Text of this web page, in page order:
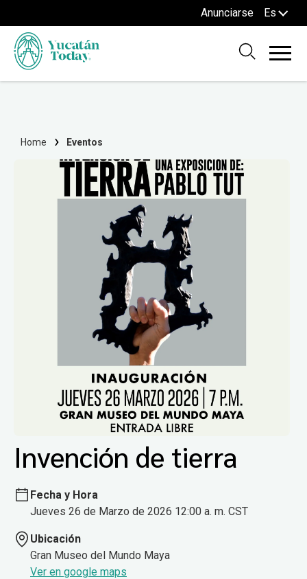
Anunciarse Es
Home Eventos
Invención de tierra
Fecha y Hora
Jueves 26 de Marzo de 2026 12:00 a. m. CST
Ubicación
Gran Museo del Mundo Maya
Ver en google maps